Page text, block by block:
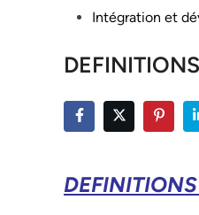
PostedIntégration et